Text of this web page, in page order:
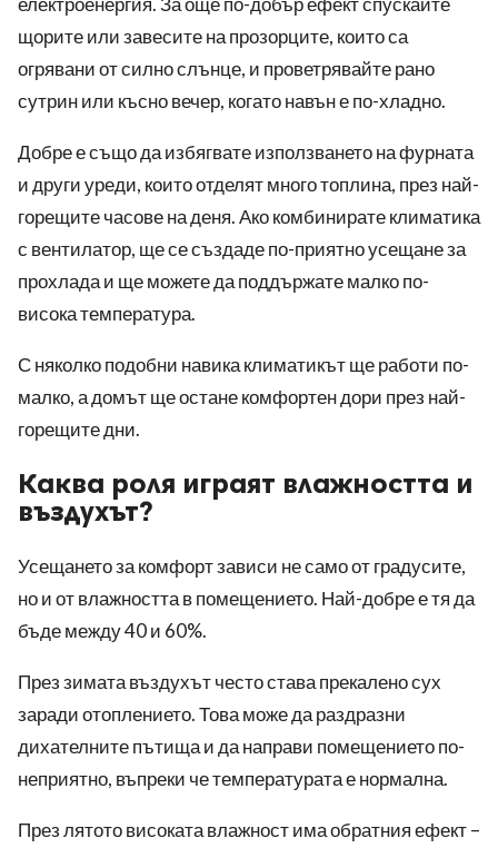
щорите или завесите на прозорците, които са
огрявани от силно слънце, и проветрявайте рано
сутрин или късно вечер, когато навън е по-хладно.
Добре е също да избягвате използването на фурната
и други уреди, които отделят много топлина, през най-
горещите часове на деня. Ако комбинирате климатика
с вентилатор, ще се създаде по-приятно усещане за
прохлада и ще можете да поддържате малко по-
висока температура.
С няколко подобни навика климатикът ще работи по-
малко, а домът ще остане комфортен дори през най-
горещите дни.
Каква роля играят влажността и
въздухът?
Усещането за комфорт зависи не само от градусите,
но и от влажността в помещението. Най-добре е тя да
бъде между 40 и 60%.
През зимата въздухът често става прекалено сух
заради отоплението. Това може да раздразни
дихателните пътища и да направи помещението по-
неприятно, въпреки че температурата е нормална.
През лятото високата влажност има обратния ефект –